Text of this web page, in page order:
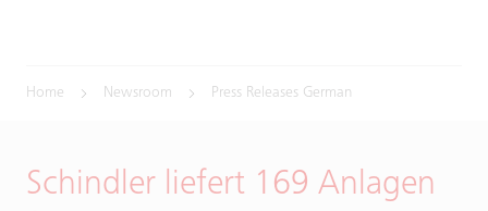
Home Newsroom Press Releases German
Schindler liefert 169 Anlagen